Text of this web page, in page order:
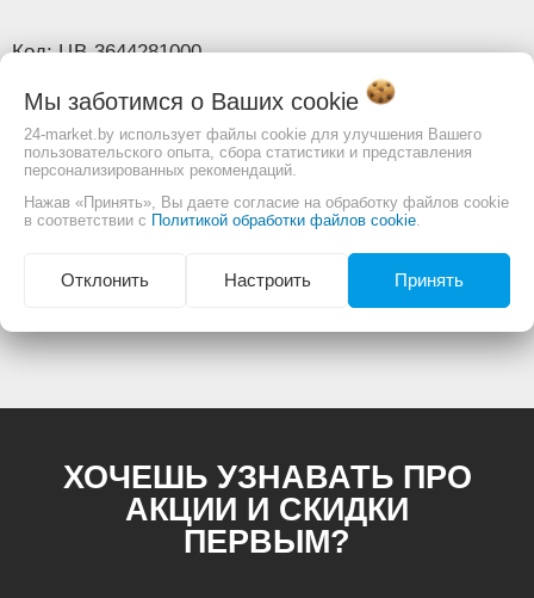
Код: ЦВ-3644281000
Страна производства Россия
EAN
1236442810009
Код поставщика
ЦВ-3644281000
Изображение товара и комплектация могут
ХОЧЕШЬ УЗНАВАТЬ ПРО
АКЦИИ И СКИДКИ
ПЕРВЫМ?
Мы заботимся о Ваших cookie
24-market.by использует файлы cookie для улучшения Вашего
пользовательского опыта, сбора статистики и представления
персонализированных рекомендаций.
Нажав «Принять», Вы даете согласие на обработку файлов cookie
в соответствии с Политикой обработки файлов cookie
Отклонить Настроить Принять